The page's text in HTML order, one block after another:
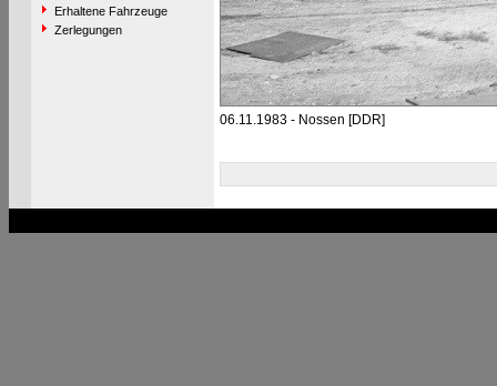
Erhaltene Fahrzeuge
Zerlegungen
06.11.1983 - Nossen [DDR]